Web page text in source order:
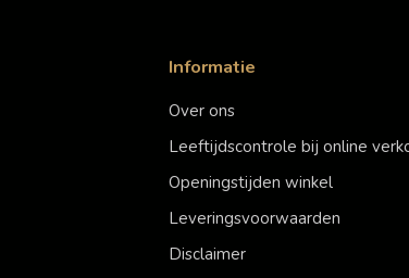
Informatie
Over ons
Leeftijdscontrole bij online
Openingstijden winkel
Leveringsvoorwaarden
Disclaimer